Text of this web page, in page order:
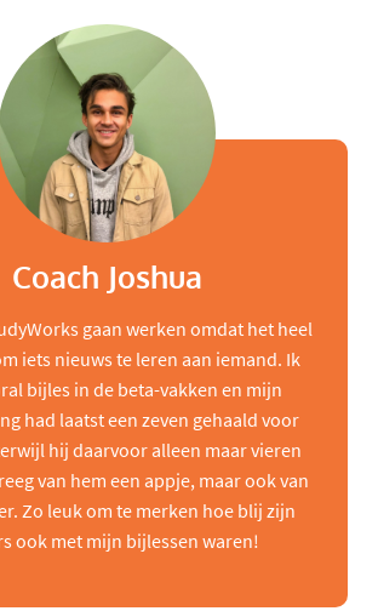
Coach Joshua
gaan werken omdat het heel
iets nieuws te leren aan iemand. Ik
bijles in de beta-vakken en mijn
had laatst een zeven gehaald voor
hij daarvoor alleen maar vieren
van hem een appje, maar ook van
Zo leuk om te merken hoe blij zijn
ook met mijn bijlessen waren!